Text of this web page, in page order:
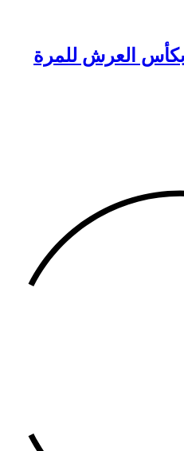
بكأس العرش للمرة